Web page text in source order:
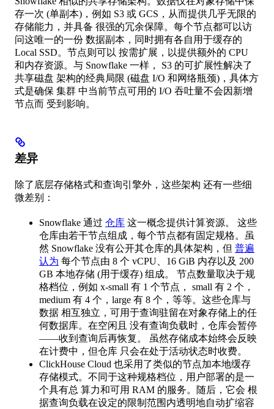
存一次 (单副本)，例如 S3 或 GCS，从而提供几乎无限的
存储能力，并具备 很强的冗余保障。每个节点都可以访
问这唯一的一份 数据副本，同时拥有各自用于缓存的
Local SSD。节点则可以 按需扩展，以提供额外的 CPU
和内存资源。与 Snowflake 一样， S3 的可扩展性解决了
共享磁盘 架构的经典局限 (磁盘 I/O 和网络瓶颈)，具体方
式是确保 集群 中当前节点可用的 I/O 吞吐量不会因新增
节点而 受到影响。
差异
除了底层存储格式和查询引擎外，这些架构 还有一些细
微差别：
Snowflake 通过 仓库 这一概念提供计算资源。 这些
仓库由若干节点组成，每个节点都有固定规格。虽
然 Snowflake 没有公开其仓库的具体架构，但 普遍
认为 每个节点由 8 个 vCPU、16 GiB 内存以及 200
GB 本地存储 (用于缓存) 组成。 节点数量取决于规
格档位，例如 x-small 有 1 个节点， small 有 2 个，
medium 有 4 个，large 有 8 个，等等。这些仓库与
数据 相互独立，可用于查询驻留在对象存储上的任
何数据库。在空闲且 没有查询负载时，仓库会暂停
——收到查询后再恢复。 虽然存储成本始终会反映
在计费中，但仓库 只会在处于活动状态时收费。
ClickHouse Cloud 也采用了类似的节点加本地缓存
存储模式。不同于这种规格档位，用户部署的是一
个具有总 算力和可用 RAM 的服务。随后，它会 根
据查询负载在设定的限制范围内透明地自动扩缩容